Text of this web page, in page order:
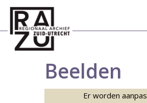
Beelden
Er worden